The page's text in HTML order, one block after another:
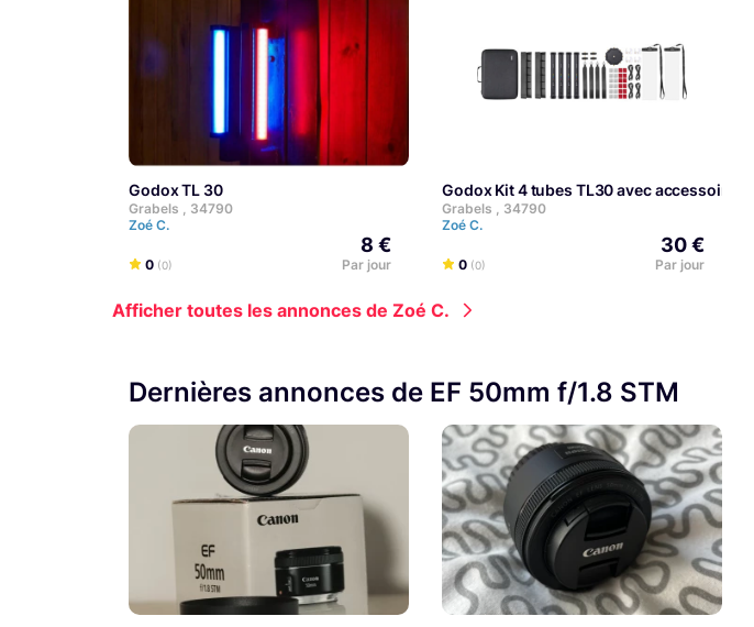
Godox TL 30
Grabels , 34790
Zoé C.
0 (0)
8 €
Par jour
Godox Kit 4 tubes TL30 avec accessoires
Grabels , 34790
Zoé C.
0 (0)
30 €
Par jour
Afficher toutes les annonces de Zoé C.
Dernières annonces de EF 50mm f/1.8 STM